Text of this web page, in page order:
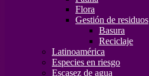
Flora
Gestión de residuos
Basura
Reciclaje
Latinoamérica
Especies en riesgo
Escasez de agua